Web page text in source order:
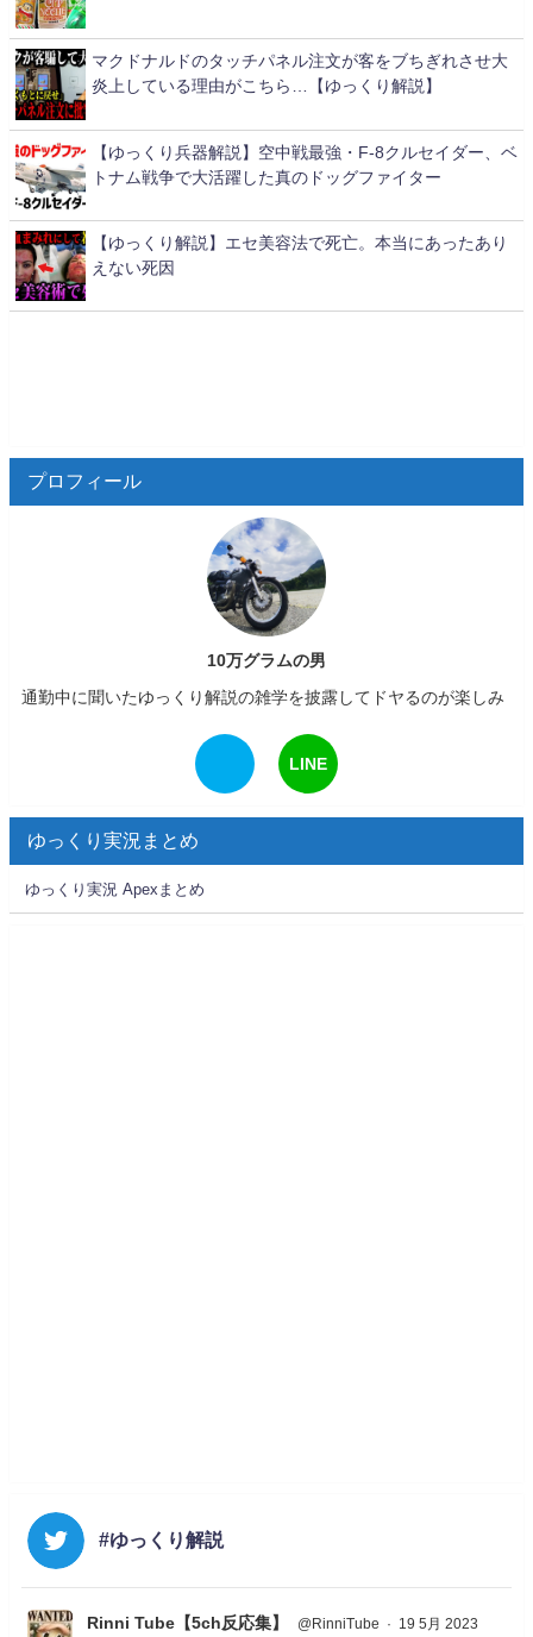
マクドナルドのタッチパネル注文が客をブちぎれさせ大
炎上している理由がこちら…【ゆっくり解説】
【ゆっくり兵器解説】空中戦最強・F-8クルセイダー、ベ
トナム戦争で大活躍した真のドッグファイター
【ゆっくり解説】エセ美容法で死亡。本当にあったあり
えない死因
プロフィール
10万グラムの男
通勤中に聞いたゆっくり解説の雑学を披露してドヤるのが楽しみ
LINE
ゆっくり実況まとめ
ゆっくり実況 Apexまとめ
#ゆっくり解説
Rinni Tube【5ch反応集】 @RinniTube · 19 5月 2023